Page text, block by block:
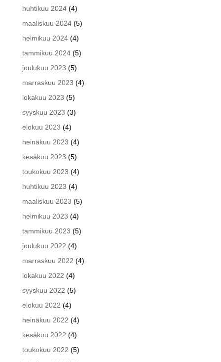
huhtikuu 2024(4)
maaliskuu 2024(5)
helmikuu 2024(4)
tammikuu 2024(5)
joulukuu 2023 (5)
marraskuu 2023 (4)
lokakuu 2023 (5)
syyskuu 2023 (3)
elokuu 2023 (4)
heinäkuu 2023 (4)
kesäkuu 2023 (5)
toukokuu 2023 (4)
huhtikuu 2023 (4)
maaliskuu 2023 (5)
helmikuu 2023 (4)
tammikuu 2023 (5)
joulukuu 2022 (4)
marraskuu 2022 (4)
lokakuu 2022 (4)
syyskuu 2022 (5)
elokuu 2022 (4)
heinäkuu 2022 (4)
kesäkuu 2022 (4)
toukokuu 2022 (5)